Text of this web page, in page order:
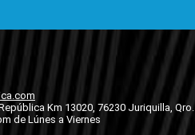
Km 13020, 76230 Juriquilla, Qro.
de Lúnes a Viernes